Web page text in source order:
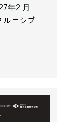
年2 ⽉
ルーシブ